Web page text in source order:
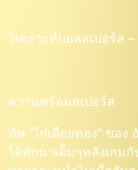
วิเคราะห์บอลสเปอร์ส
ความพร้อมสเปอร์ส
ทัพ “ไก่เดือยทอง” ขอ
ได้พักมาเต็มๆหลังเกม